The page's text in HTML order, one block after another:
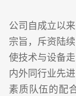
公司自成立以
宗旨，斥资陆
使技术与设备
内外同行业先
素质队伍的配